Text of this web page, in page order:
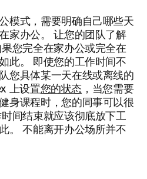
模式，需要明确自己哪些天
家办公。 让您的团队了解
您完全在家办公或完全在
此。 即使您的工作时间不
您具体某一天在线或离线的
上设置您的状态 ，当您需要
身课程时，您的同事可以很
间结束就应该彻底放下工
。 不能离开办公场所并不